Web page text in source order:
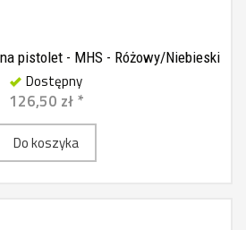
pistolet - MHS - Różowy/Niebieski
Dostępny
126,50 zł *
Do koszyka